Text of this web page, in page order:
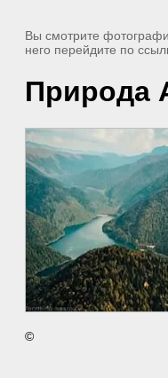
Вы смотрите
него перейдите по
Природа
©